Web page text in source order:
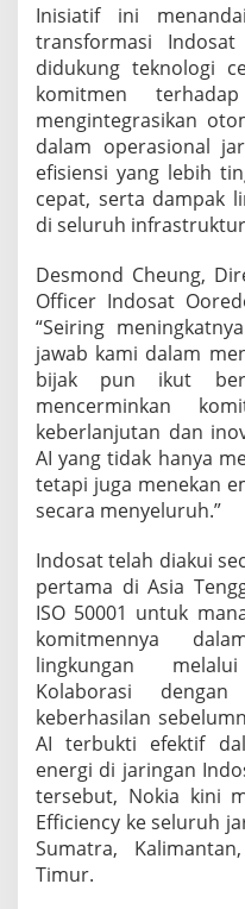
Inisiatif ini
transformasi
didukung teknologi
komitmen
mengintegrasikan
dalam operasional
efisiensi yang lebih
cepat, serta dampak
di seluruh
Desmond Cheung,
Officer Indosat
“Seiring
jawab kami dalam
bijak pun ikut
mencerminkan
keberlanjutan dan
AI yang tidak hanya
tetapi juga menekan
secara menyeluruh.”
Indosat telah diakui
pertama di Asia
ISO 50001 untuk
komitmennya
lingkungan
Kolaborasi
keberhasilan
AI terbukti efektif
energi di jaringan
tersebut, Nokia kini
Efficiency ke seluruh
Sumatra,
Timur.